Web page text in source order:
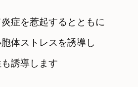
症を惹起するとともに
体ストレスを誘導し
誘導します